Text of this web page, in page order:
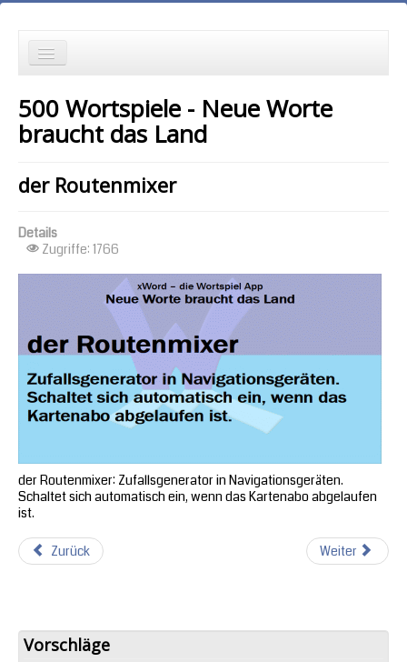
Wortspielgeschichten
die Ältesten zuerst
die meisten Zugriffe zuerst
zufällige Reihenfolge
500 Wortspiele - Neue Worte
braucht das Land
der Routenmixer
Details
Zugriffe: 1766
der Routenmixer: Zufallsgenerator in Navigationsgeräten.
Schaltet sich automatisch ein, wenn das Kartenabo abgelaufen
ist.
Zurück Weiter
Vorschläge